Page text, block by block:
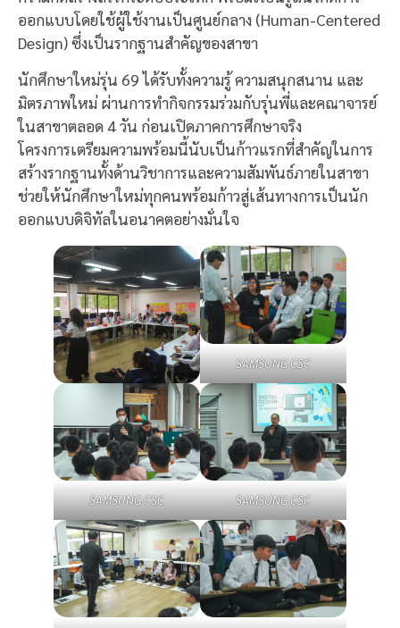
ออกแบบโดยใช้ผู้ใช้งานเป็นศูนย์กลาง (Human-Centered
Design) ซึ่งเป็นรากฐานสำคัญของสาขา
นักศึกษาใหม่รุ่น 69 ได้รับทั้งความรู้ ความสนุกสนาน และ
มิตรภาพใหม่ ผ่านการทำกิจกรรมร่วมกับรุ่นพี่และคณาจารย์
ในสาขาตลอด 4 วัน ก่อนเปิดภาคการศึกษาจริง
โครงการเตรียมความพร้อมนี้นับเป็นก้าวแรกที่สำคัญในการ
สร้างรากฐานทั้งด้านวิชาการและความสัมพันธ์ภายในสาขา
ช่วยให้นักศึกษาใหม่ทุกคนพร้อมก้าวสู่เส้นทางการเป็นนัก
ออกแบบดิจิทัลในอนาคตอย่างมั่นใจ
SAMSUNG CSC
SAMSUNG CSC SAMSUNG CSC